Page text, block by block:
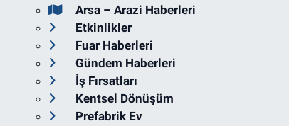
Arsa – Arazi Haberleri
Etkinlikler
Fuar Haberleri
Gündem Haberleri
İş Fırsatları
Kentsel Dönüşüm
Prefabrik Ev